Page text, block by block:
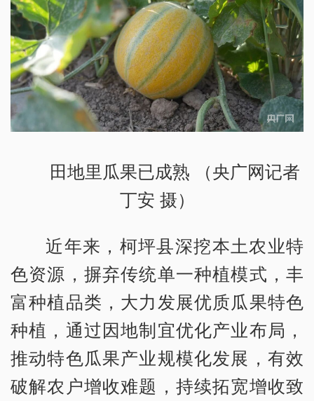
田地里瓜果已成熟 （央广网记者
丁安 摄）
近年来，柯坪县深挖本土农业特
色资源，摒弃传统单一种植模式，丰
富种植品类，大力发展优质瓜果特色
种植，通过因地制宜优化产业布局，
推动特色瓜果产业规模化发展，有效
破解农户增收难题，持续拓宽增收致